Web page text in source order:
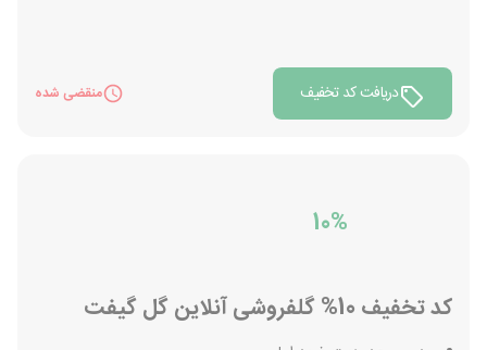
دریافت کد تخفیف منقضی شده
10%
کد تخفیف 10% گلفروشی آنلاین گل گیفت